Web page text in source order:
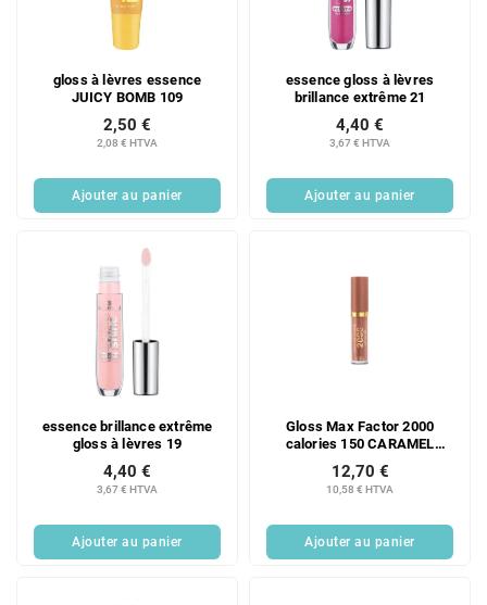
gloss à lèvres essence
JUICY BOMB 109
2,08 € HTVA
2,50 €
Ajouter au panier
essence gloss à lèvres
brillance extrême 21
3,67 € HTVA
4,40 €
Ajouter au panier
essence brillance extrême
gloss à lèvres 19
3,67 € HTVA
4,40 €
Ajouter au panier
Gloss Max Factor 2000
calories 150 CARAMEL
10,58 € HTVA
12,70 €
Ajouter au panier